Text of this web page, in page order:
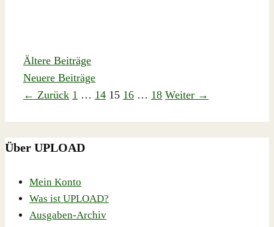
Ältere Beiträge
Neuere Beiträge
← Zurück Seite
1 … Seite
14 Seite
15 Seite
16 … Seite
18 Weiter →
Über UPLOAD
Mein Konto
Was ist UPLOAD?
Ausgaben-Archiv